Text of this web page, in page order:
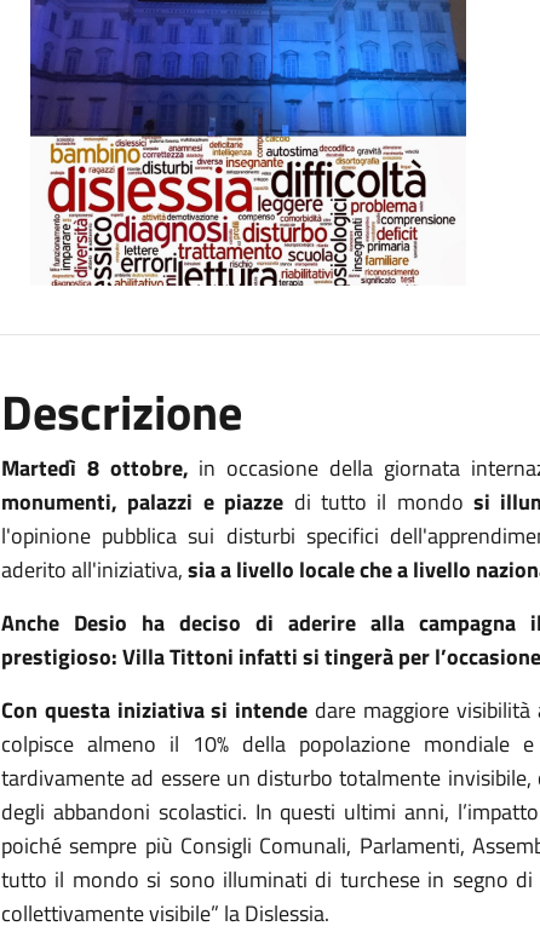
Descrizione
Martedì 8 ottobre, in occasione della giornata
monumenti, palazzi e piazze di tutto il mondosi
l'opinione pubblica sui disturbi specifici
aderito all'iniziativa,sia a livello locale che a livello
Anche Desio ha deciso di aderire alla campagna
prestigioso: Villa Tittoni infatti si tingerà per
Con questa iniziativa si intende dare maggiore
colpisce almeno il 10% della popolazione mondiale
tardivamente ad essere un disturbo totalmente
degli abbandoni scolastici. In questi ultimi anni,
poiché sempre più Consigli Comunali, Parlamenti,
tutto il mondo si sono illuminati di turchese in segno di
collettivamente visibile” la Dislessia.